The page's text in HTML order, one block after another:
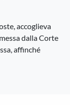
accoglieva
dalla Corte
affinché